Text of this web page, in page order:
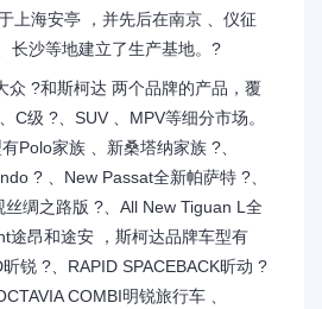
上海安亭 ，并先后在南京 、仪征
长沙等地建立了生产基地。?
众 ?和斯柯达 两个品牌的产品，覆
C级 ?、SUV 、MPV等细分市场。
Polo家族 、新桑塔纳家族 ?、
? 、New Passat全新帕萨特 ?、
丝绸之路版 ?、All New Tiguan L全
途昂和途安 ，斯柯达品牌车型有
锐 ?、RAPID SPACEBACK昕动 ?
COMBI明锐旅行车 、